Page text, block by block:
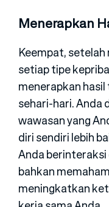
Menerapkan
Keempat,
setiap tipe
menerapkan
sehari-hari. Anda
wawasan yang
diri sendiri lebih
Anda berinteraksi
bahkan
meningkatkan